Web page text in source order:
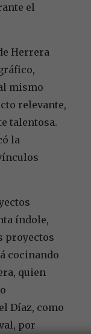
el
Herrera
mismo
relevante,
talentosa.
la
índole,
proyectos
cocinando
quien
Díaz, como
por